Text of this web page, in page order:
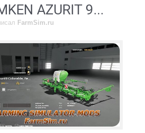
AZURIT 9...
FarmSim.ru